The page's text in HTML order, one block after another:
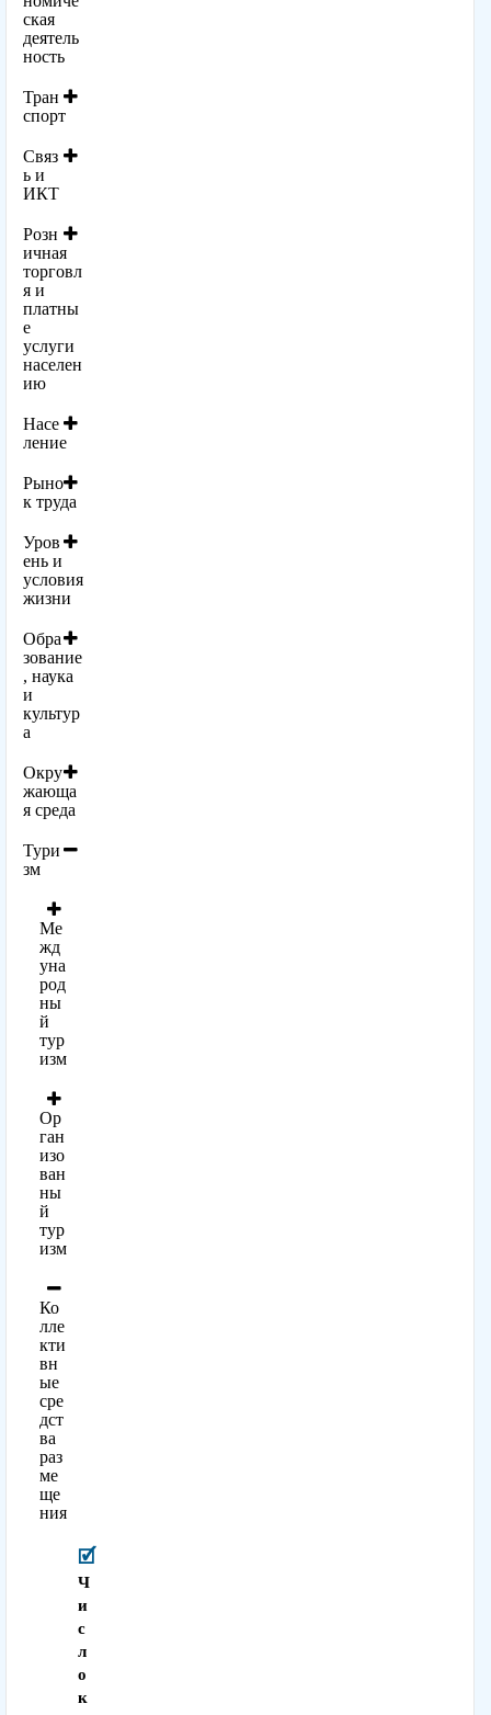
ская
деятель
ность
Тран
спорт
Связ
ь и
ИКТ
Розн
ичная
торговл
я и
платны
е
услуги
населен
ию
Насе
ление
Рыно
к труда
Уров
ень и
условия
жизни
Обра
зование
, наука
и
культур
а
Окру
жающа
я среда
Тури
зм
Ме
жд
уна
род
ны
й
тур
изм
Ор
ган
изо
ван
ны
й
тур
изм
Ко
лле
кти
вн
ые
сре
дст
ва
раз
ме
ще
ния
Ч
и
с
л
о
к